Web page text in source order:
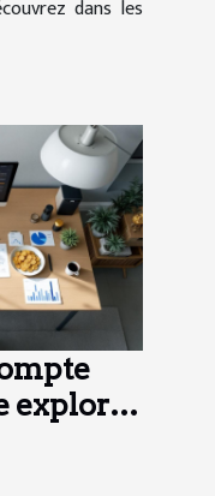
dans les
explorer